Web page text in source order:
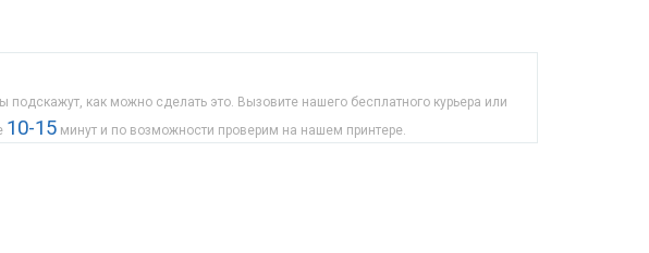
подскажут, как можно сделать это. Вызовите нашего бесплатного курьера или
10-15 минут и по возможности проверим на нашем принтере.